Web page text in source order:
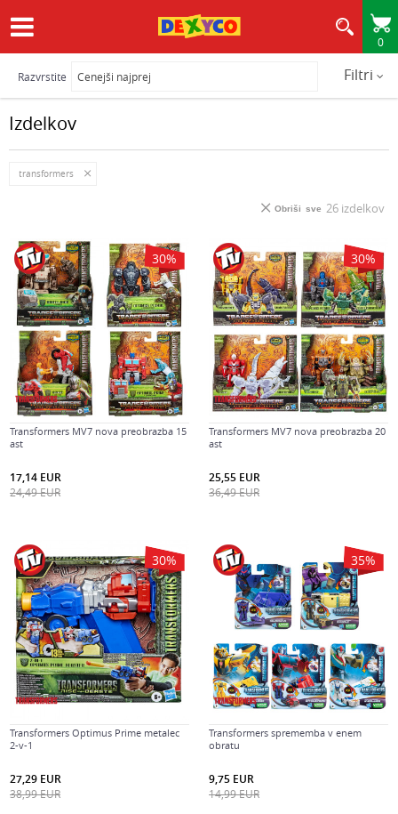
0
Izdelkov
Razvrstite Filtri
transformers
26 izdelkov
Obriši sve
30%
Transformers MV7 nova preobrazba 15
ast
17,14 EUR
24,49EUR
30%
Transformers MV7 nova preobrazba 20
ast
25,55 EUR
36,49EUR
30%
Transformers Optimus Prime metalec
2-v-1
27,29 EUR
38,99EUR
35%
Transformers sprememba v enem
obratu
9,75 EUR
14,99EUR